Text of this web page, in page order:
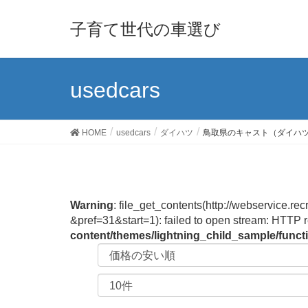
子育て世代の車選び
usedcars
HOME usedcars ダイハツ 鳥取県のキャスト（ダイハ
Warning: file_get_contents(http://
&pref=31&start=1): failed to open stream:
content/themes/lightning_child_sample/